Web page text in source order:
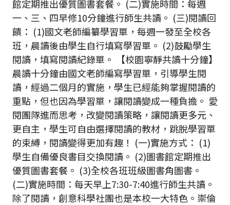
館定期推出優質圖書套餐。 (二)實施時間：每週
一、三、四早修10分鐘進行師生共讀。 (三)閱讀回
饋： (1)國文老師編纂學習單，每週一發至全校各
班，晨讀後由學生自行填寫學習單。 (2)鼓勵學生
閱讀，填寫閱讀紀錄單。 【校園寧靜共讀十分鐘】
晨讀十分鐘由國文老師編寫學習單，引導學生閱
讀，經過二個月的實施，學生已經能夠掌握閱讀的
重點，但也因為學習單，讓閱讀變成一種負擔。 愛
閱團隊進而思考，改變閱讀策略，讓閱讀更多元、
更自主，學生可自由選擇閱讀的教材，跳脫學習單
的束縛，閱讀變得更加有趣！ (一)實施方式： (1)
學生自備優良書目交換閱讀。 (2)圖書館定期推出
優質圖書套餐。 (3)全校各班班級圖書角圖書。
(二)實施時間：每天早上7:30-7:40進行師生共讀。
除了閱讀，創意科學社團也是本校一大特色。崇倫